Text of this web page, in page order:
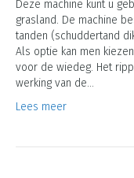
Deze machine kunt u
grasland. De machine
tanden (schuddertand
Als optie kan men
voor de wiedeg. Het
werking van de…
Lees meer